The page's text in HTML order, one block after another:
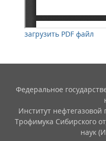
загрузить PDF файл
Федеральное
Институт
Трофимука Сибирского
наук